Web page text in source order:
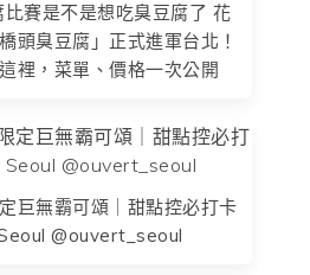
比賽是不是想吃臭豆腐了 花
頭臭豆腐」正式進軍台北！
裡，菜單、價格一次公開
巨無霸可頌｜甜點控必打卡
@ouvert_seoul